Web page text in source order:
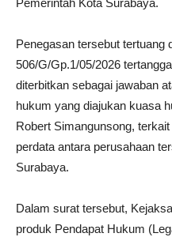
Pemerintah Kota Surabaya.
Penegasan tersebut tertuang
506/G/Gp.1/05/2026
diterbitkan sebagai jawaban
hukum yang diajukan kuasa
Robert Simangunsong,
perdata antara perusahaan
Surabaya.
Dalam surat tersebut,
produk Pendapat Hukum